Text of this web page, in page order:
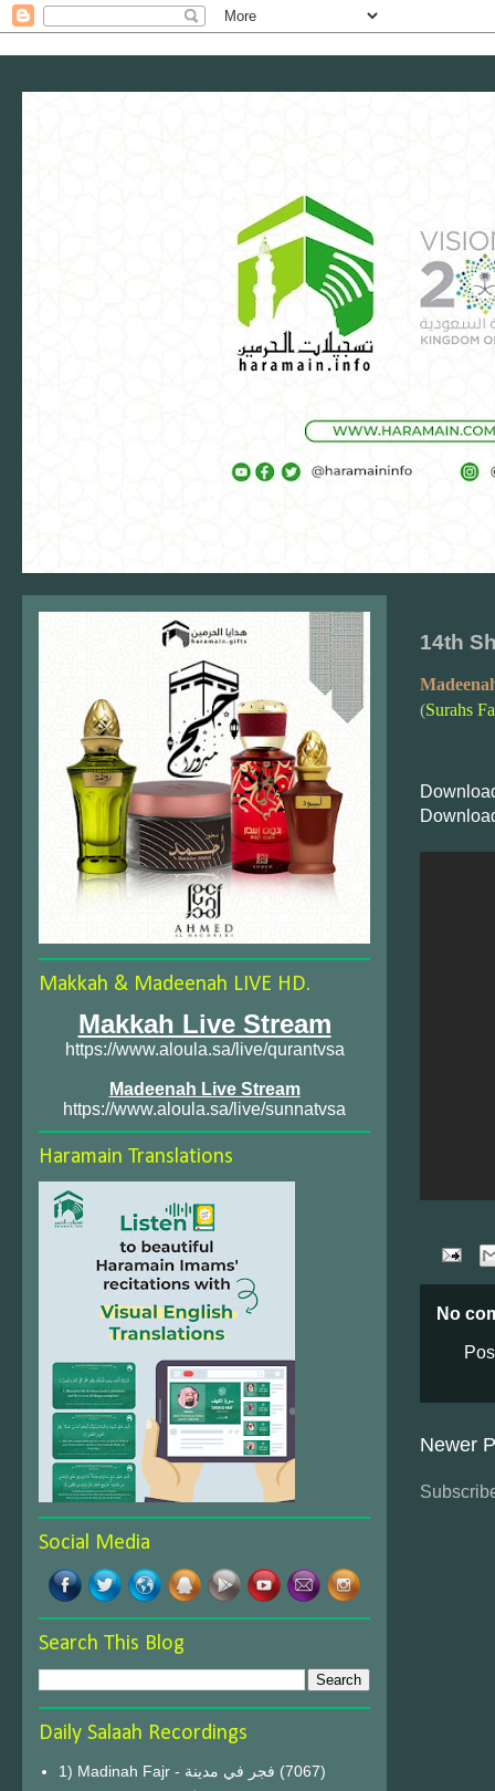
14th
(Surahs
No
Newer
Makkah & Madeenah LIVE HD.
Makkah Live Stream
https://www.aloula.sa/live/qurantvsa
Madeenah Live Stream
https://www.aloula.sa/live/sunnatvsa
Haramain Translations
Social Media
Search This Blog
Daily Salaah Recordings
1) Madinah Fajr - فجر في مدينة (7067)